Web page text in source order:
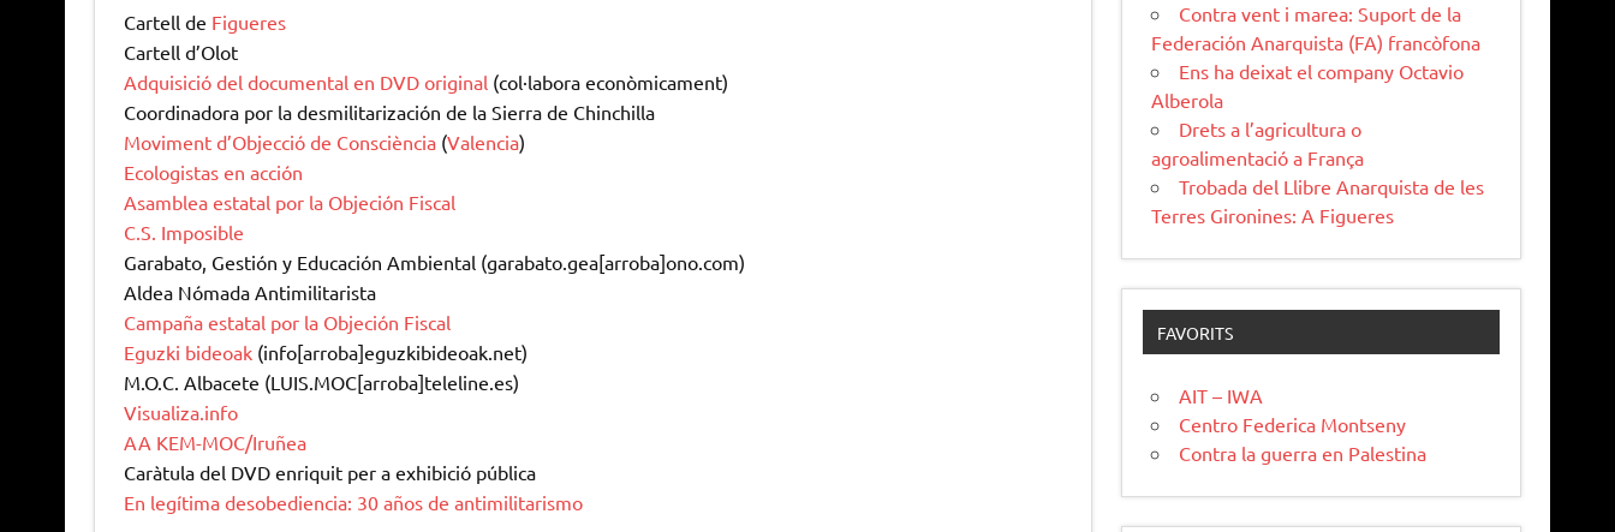
Cartell de Figueres
Cartell d’Olot
Adquisició del documental en DVD original (col·labora econòmicament)
Coordinadora por la desmilitarización de la Sierra de Chinchilla
Moviment d’Objecció de Consciència(Valencia)
Ecologistas en acción
Asamblea estatal por la Objeción Fiscal
C.S. Imposible
Garabato, Gestión y Educación Ambiental (garabato.gea[arroba]ono.com)
Aldea Nómada Antimilitarista
Campaña estatal por la Objeción Fiscal
Eguzki bideoak(info[arroba]eguzkibideoak.net)
M.O.C. Albacete (LUIS.MOC[arroba]teleline.es)
Visualiza.info
AA KEM-MOC/Iruñea
Caràtula del DVD enriquit per a exhibició pública
En legítima desobediencia: 30 años de antimilitarismo
Contra vent i marea: Suport de la
Federación Anarquista (FA) francòfona
Ens ha deixat el company Octavio
Alberola
Drets a l’agricultura o
agroalimentació a França
Trobada del Llibre Anarquista de les
Terres Gironines: A Figueres
FAVORITS
AIT – IWA
Centro Federica Montseny
Contra la guerra en Palestina